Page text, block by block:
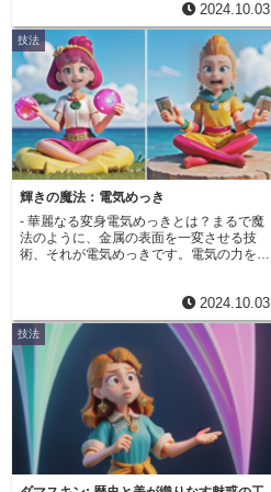
ことが大きな特徴です。まず、作りたい形
の製品の模型を木や金属で作り、これを湿
らせた砂がぎっしり詰まった箱に押し付け
ます。砂は押し固められると型崩れしにく
くなる性質があるため、模型の形を正確に
写し取ることができます。模型を砂から取
り出すと、砂には模型の形をした空洞がで
きます。これが鋳型となります。次に、こ
の鋳型に溶かした金属を流し込みます。金
属は砂型全体に流れ込み、空洞を満たして
冷えて固まります。砂型全体が冷えて固ま
ったら、砂型を壊して中から金属を取り出
します。金属は砂型の空洞の形に固まって
いるため、目的の形の製品が出来上がりま
す。最後に、製品の表面を滑らかにした
り、不要な部分を削ったりして仕上げを行
が低いといった利点があるため、自動車部
品や機械部品など、様々な分野で広く利用
されています。
2024.10.03
技法
輝きの魔法：電気めっき
- 華麗なる変身電気めっきとは？まるで魔
法のように、金属の表面を一変させる技
術、それが電気めっきです。電気の力を巧
す。この技術は、まるで芸術家が絵筆を操
るように、金属の層を一つずつ丁寧に積み
重ねていくことで実現します。電気めっき
の魅力は、見た目の美しさだけにとどまり
ません。コーティングされた金属は、元の
金属にはない耐久性を手に入れることがで
きるのです。例えば、アクセサリーによく
用いられる金めっきを見てみましょう。銀
や真鍮などの素材に金めっきを施すこと
で、金本来の輝きを放ち、高級感を演出す
ることができます。さらに、電気めっき
は、錆を防ぐという重要な役割も担ってい
2024.10.03
技法